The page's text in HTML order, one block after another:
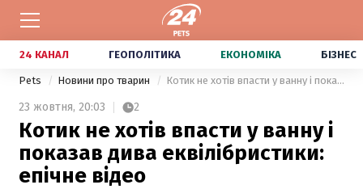
24 КАНАЛ ГЕОПОЛІТИКА ЕКОНОМІКА БІЗНЕС
Pets Новини про тварин Котик не хотів впасти у ванну і показав дива еквілібристики: епічне відео
23 жовтня, 20:03 2
Котик не хотів впасти у ванну і
показав дива еквілібристики:
епічне відео